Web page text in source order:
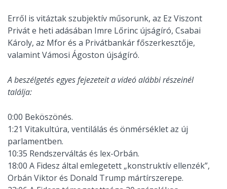
Erről is vitáztak szubjektív műsorunk, az Ez Viszont
Privát e heti adásában Imre Lőrinc újságíró, Csabai
Károly, az Mfor és a Privátbankár főszerkesztője,
valamint Vámosi Ágoston újságíró.
A beszélgetés egyes fejezeteit a videó alábbi részeinél
találja:
0:00 Beköszönés.
1:21 Vitakultúra, ventilálás és önmérséklet az új
parlamentben.
10:35 Rendszerváltás és lex-Orbán.
18:00 A Fidesz által emlegetett „konstruktív ellenzék”,
Orbán Viktor és Donald Trump mártírszerepe.